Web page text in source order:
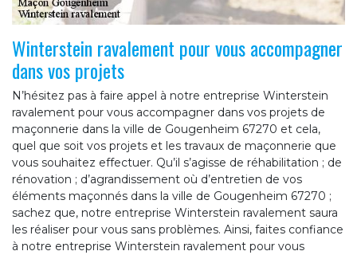
Winterstein ravalement pour vous accompagner
dans vos projets
N’hésitez pas à faire appel à notre entreprise Winterstein
ravalement pour vous accompagner dans vos projets de
maçonnerie dans la ville de Gougenheim 67270 et cela,
quel que soit vos projets et les travaux de maçonnerie que
vous souhaitez effectuer. Qu’il s’agisse de réhabilitation ; de
rénovation ; d’agrandissement où d’entretien de vos
éléments maçonnés dans la ville de Gougenheim 67270 ;
sachez que, notre entreprise Winterstein ravalement saura
les réaliser pour vous sans problèmes. Ainsi, faites confiance
à notre entreprise Winterstein ravalement pour vous